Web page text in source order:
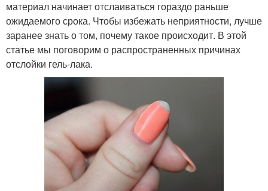
материал начинает отслаиваться гораздо раньше
ожидаемого срока. Чтобы избежать неприятности, лучше
заранее знать о том, почему такое происходит. В этой
статье мы поговорим о распространенных причинах
отслойки гель-лака.